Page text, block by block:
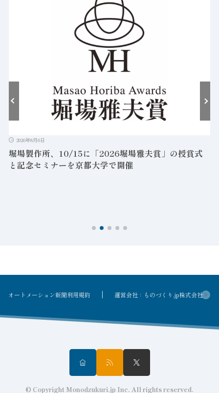
2026年8月6日
堀場製作所、10/15に「2026堀場雅夫賞」の授賞式
と記念セミナーを京都大学で開催
オートメーション新聞利用規約 運営会社：ものづくり.jp株式会社
© Copyright Monodzukuri.jp Inc. All rights reserved.